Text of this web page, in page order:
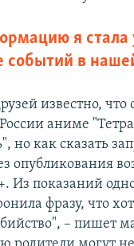
я стала
событий в
известно, что
аниме
но как сказать
опубликования
Из показаний
фразу, что
– пишет